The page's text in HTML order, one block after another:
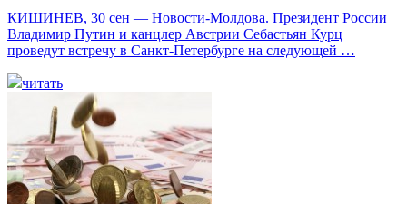
КИШИНЕВ, 30 сен — Новости-Молдова. Президент России
Владимир Путин и канцлер Австрии Себастьян Курц
проведут встречу в Санкт-Петербурге на следующей …
читать